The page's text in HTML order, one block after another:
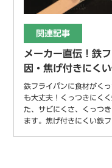
関連記事
メーカー直伝！鉄
因・焦げ付きにく
鉄フライパンに食材がく
も大丈夫！くっつきにく
た、サビにくさ、くっつ
ます。焦げ付きにくい鉄